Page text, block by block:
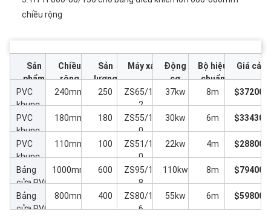
chiều rộng
Sản
phẩm
cuối
Chiều
rộng
Sản
lượng
Máy xả
Động
cơ
Bộ hiệu
chuẩn
Giá cả
PVC
khung
cửa sổ
và cửa
sổ
240mm 250
ZS65/13
2
37kw 8m $37200
PVC
khung
cửa sổ
và cửa
sổ
180mm 180
ZS55/12
0
30kw 6m $33430
PVC
khung
cửa sổ
và cửa
sổ
110mm 100
ZS51/11
0
22kw 4m $28800
Bảng
cửa PVC
1000mm 600
ZS95/18
8
110kw 8m $79400
Bảng
cửa PVC
800mm 400
ZS80/15
6
55kw 6m $59800